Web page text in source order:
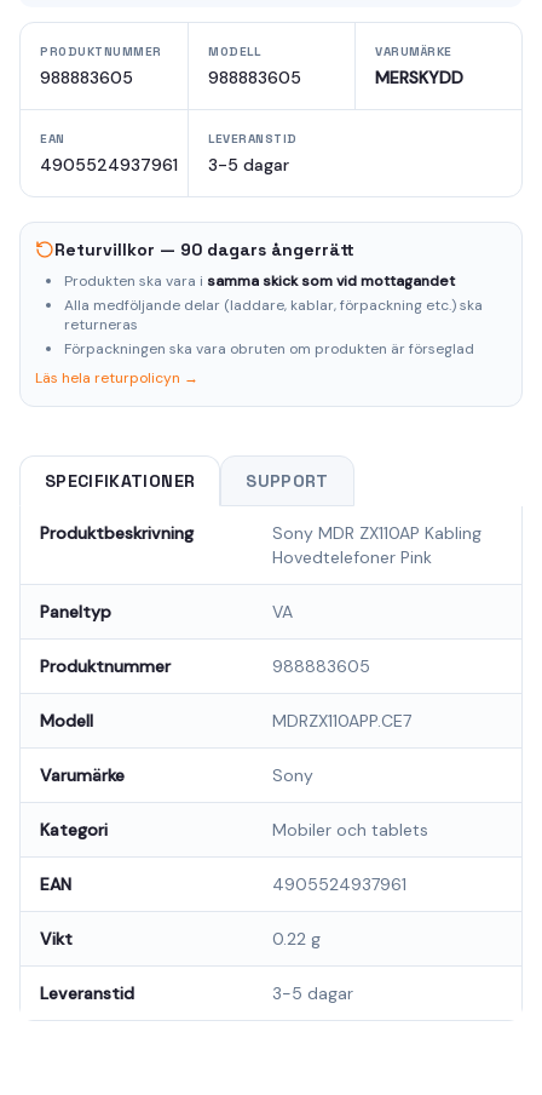
PRODUKTNUMMER
988883605
MODELL
988883605
VARUMÄRKE
MERSKYDD
EAN
4905524937961
LEVERANSTID
3-5 dagar
Returvillkor — 90 dagars ångerrätt
Produkten ska vara i samma skick som vid mottagandet
Alla medföljande delar (laddare, kablar, förpackning etc.) ska
returneras
Förpackningen ska vara obruten om produkten är förseglad
Läs hela returpolicyn →
SPECIFIKATIONER SUPPORT
Produktbeskrivning
Sony MDR ZX110AP Kabling
Hovedtelefoner Pink
Paneltyp VA
Produktnummer 988883605
Modell MDRZX110APP.CE7
Varumärke Sony
Kategori Mobiler och tablets
EAN 4905524937961
Vikt 0.22 g
Leveranstid 3-5 dagar